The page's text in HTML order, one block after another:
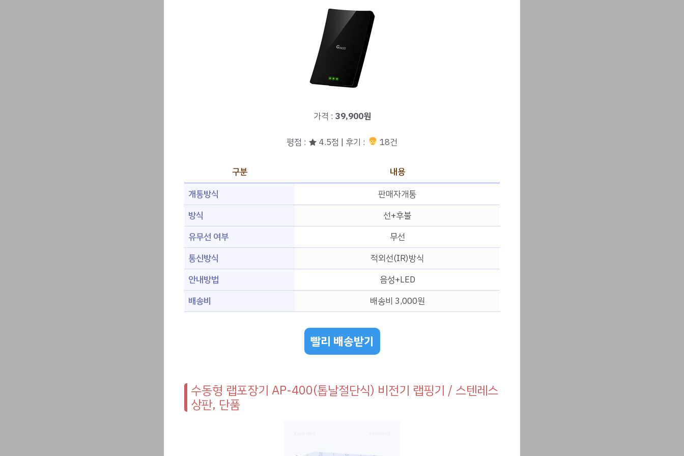
가격 : 39,900원
평점 : ★ 4.5점 | 후기 : 18건
구분
내용
개통방식
판매자개통
방식
선+후불
유무선 여부
무선
통신방식
적외선(IR)방식
안내방법
음성+LED
배송비
배송비 3,000원
빨리 배송받기
수동형 랩포장기 AP-400(톱날절단식) 비전기 랩핑기 / 스텐레스
상판, 단품